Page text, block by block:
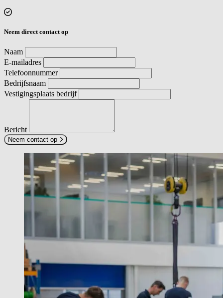
Neem direct contact op
Naam
E-mailadres
Telefoonnummer
Bedrijfsnaam
Vestigingsplaats bedrijf
Bericht
Neem contact op